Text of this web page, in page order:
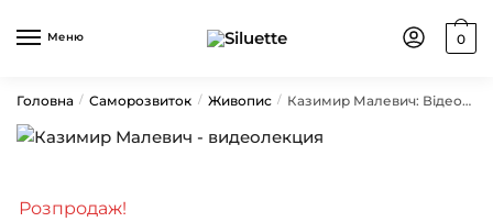
Меню 0
Головна / Саморозвиток / Живопис / Казимир Малевич: Відеолекція про автора “Чорного квадрата”
Розпродаж!